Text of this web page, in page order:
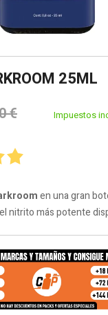
25ML
€ Impuestos
en una gran
nitrito más potente